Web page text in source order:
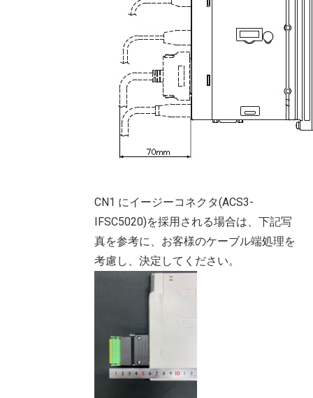
CN1 にイージーコネクタ(ACS3-
IFSC5020)を採用される場合は、下記写
真を参考に、お客様のケーブル端処理を
考慮し、決定してください。